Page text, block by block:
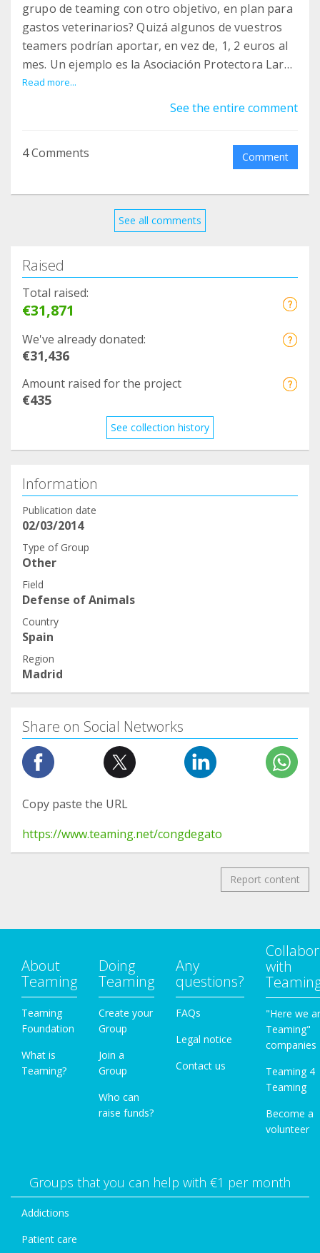
grupo de teaming con otro objetivo, en plan para
gastos veterinarios? Quizá algunos de vuestros
teamers podrían aportar, en vez de, 1, 2 euros al
mes. Un ejemplo es la Asociación Protectora Lara,
tiene varios grupos de teaming: para la arena,
para gastos veterianarios, no se si tienen 5
Read more...
See the entire comment
4 Comments Comment
See all comments
Raised
Total raised:
€31,871
We've already donated:
€31,436
Amount raised for the project
€435
See collection history
Information
Publication date
02/03/2014
Type of Group
Other
Field
Defense of Animals
Country
Spain
Region
Madrid
Share on Social Networks
Copy paste the URL
https://www.teaming.net/congdegato
Report content
About
Teaming
Teaming
Foundation
What is
Teaming?
Doing
Teaming
Create your
Group
Join a
Group
Who can
raise funds?
Any
questions?
FAQs
Legal notice
Contact us
with
"Here we
Teaming"
companies
Teaming 4
Teaming
Become a
volunteer
Groups that you can help with €1 per month
Addictions
Patient care